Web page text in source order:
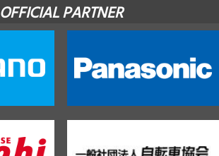
OFFICIAL PARTNER